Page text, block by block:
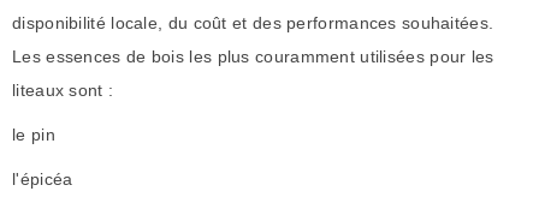
disponibilité locale, du coût et des performances souhaitées.
Les essences de bois les plus couramment utilisées pour les
liteaux sont :
le pin
l'épicéa